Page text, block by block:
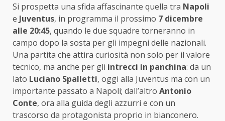
Si prospetta una sfida affascinante quella tra Napoli
e Juventus, in programma il prossimo 7 dicembre
alle 20:45, quando le due squadre torneranno in
campo dopo la sosta per gli impegni delle nazionali.
Una partita che attira curiosità non solo per il valore
tecnico, ma anche per gli intrecci in panchina: da un
lato Luciano Spalletti, oggi alla Juventus ma con un
importante passato a Napoli; dall’altro Antonio
Conte, ora alla guida degli azzurri e con un
trascorso da protagonista proprio in bianconero.